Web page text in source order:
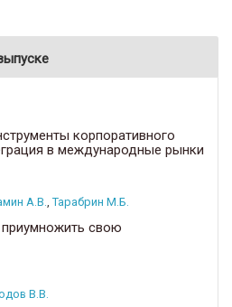
корпоративного
в международные рынки
А.В. Тарабрин М.Б.
приумножить свою
В.В.